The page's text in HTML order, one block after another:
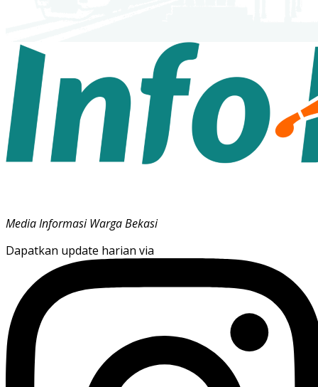
Media Informasi Warga Bekasi
Dapatkan update harian via